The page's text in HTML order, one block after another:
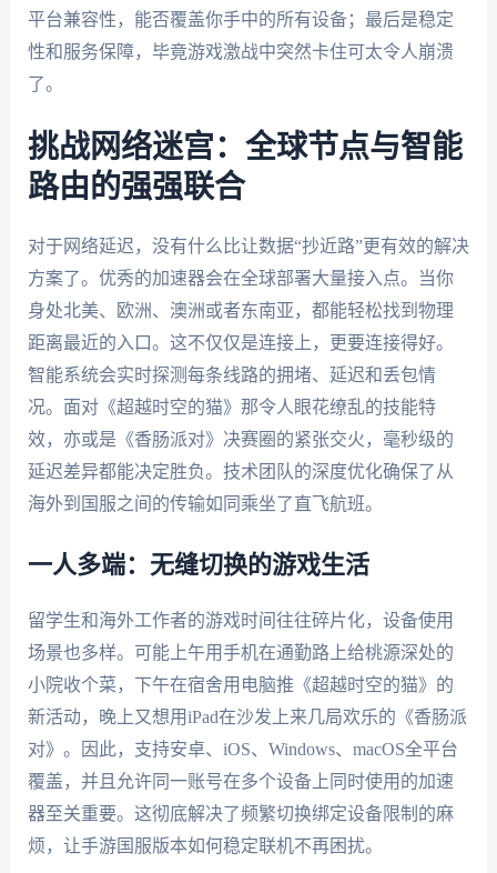
平台兼容性，能否覆盖你手中的所有设备；最后是稳定
性和服务保障，毕竟游戏激战中突然卡住可太令人崩溃
了。
挑战网络迷宫：全球节点与智能
路由的强强联合
对于网络延迟，没有什么比让数据“抄近路”更有效的解决
方案了。优秀的加速器会在全球部署大量接入点。当你
身处北美、欧洲、澳洲或者东南亚，都能轻松找到物理
距离最近的入口。这不仅仅是连接上，更要连接得好。
智能系统会实时探测每条线路的拥堵、延迟和丢包情
况。面对《超越时空的猫》那令人眼花缭乱的技能特
效，亦或是《香肠派对》决赛圈的紧张交火，毫秒级的
延迟差异都能决定胜负。技术团队的深度优化确保了从
海外到国服之间的传输如同乘坐了直飞航班。
一人多端：无缝切换的游戏生活
留学生和海外工作者的游戏时间往往碎片化，设备使用
场景也多样。可能上午用手机在通勤路上给桃源深处的
小院收个菜，下午在宿舍用电脑推《超越时空的猫》的
新活动，晚上又想用iPad在沙发上来几局欢乐的《香肠派
对》。因此，支持安卓、iOS、Windows、macOS全平台
覆盖，并且允许同一账号在多个设备上同时使用的加速
器至关重要。这彻底解决了频繁切换绑定设备限制的麻
烦，让手游国服版本如何稳定联机不再困扰。